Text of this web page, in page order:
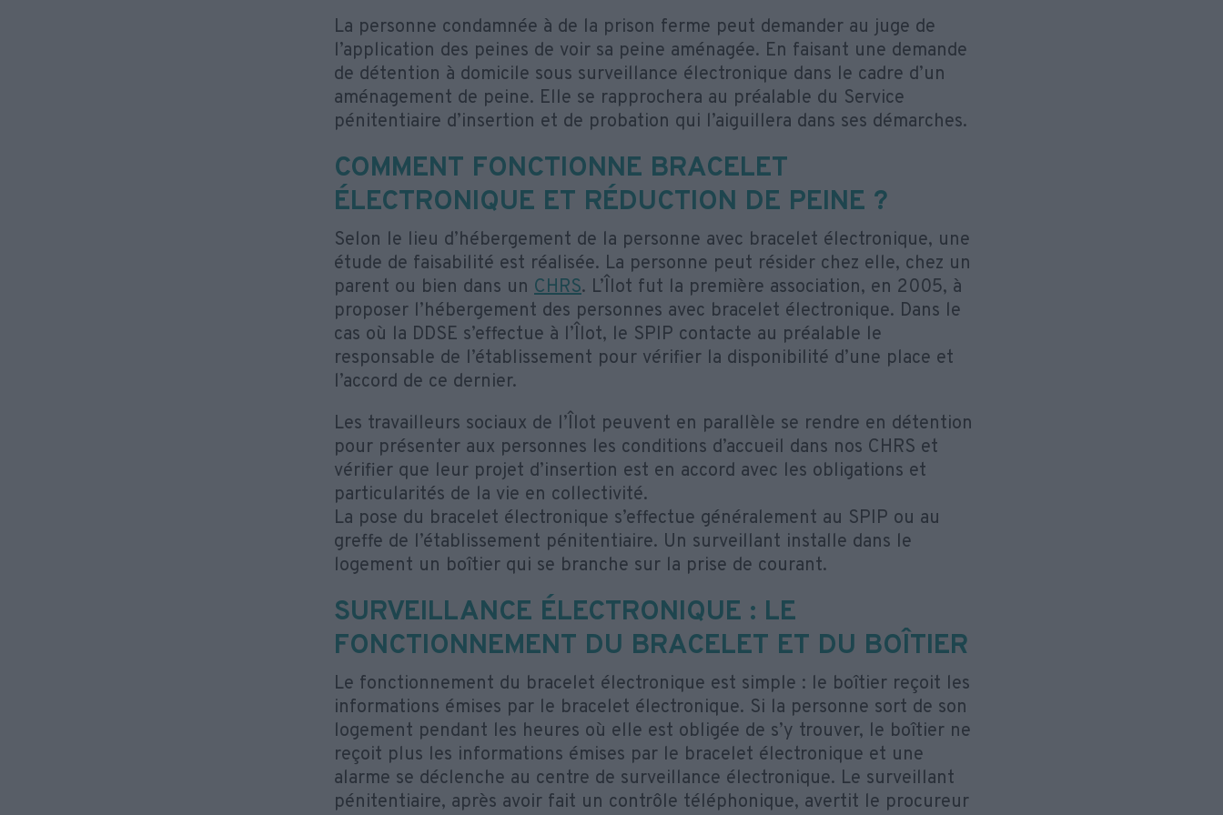
La personne condamnée à de la prison ferme peut demander au juge de
l’application des peines de voir sa peine aménagée. En faisant une demande
de détention à domicile sous surveillance électronique dans le cadre d’un
aménagement de peine. Elle se rapprochera au préalable du Service
pénitentiaire d’insertion et de probation qui l’aiguillera dans ses démarches.
COMMENT FONCTIONNE BRACELET
ÉLECTRONIQUE ET RÉDUCTION DE PEINE ?
Selon le lieu d’hébergement de la personne avec bracelet électronique, une
étude de faisabilité est réalisée. La personne peut résider chez elle, chez un
parent ou bien dans un CHRS. L’Îlot fut la première association, en 2005, à
proposer l’hébergement des personnes avec bracelet électronique. Dans le
cas où la DDSE s’effectue à l’Îlot, le SPIP contacte au préalable le
responsable de l’établissement pour vérifier la disponibilité d’une place et
l’accord de ce dernier.
Les travailleurs sociaux de l’Îlot peuvent en parallèle se rendre en détention
pour présenter aux personnes les conditions d’accueil dans nos CHRS et
vérifier que leur projet d’insertion est en accord avec les obligations et
particularités de la vie en collectivité.
La pose du bracelet électronique s’effectue généralement au SPIP ou au
greffe de l’établissement pénitentiaire. Un surveillant installe dans le
logement un boîtier qui se branche sur la prise de courant.
SURVEILLANCE ÉLECTRONIQUE : LE
FONCTIONNEMENT DU BRACELET ET DU BOÎTIER
Le fonctionnement du bracelet électronique est simple : le boîtier reçoit les
informations émises par le bracelet électronique. Si la personne sort de son
logement pendant les heures où elle est obligée de s’y trouver, le boîtier ne
reçoit plus les informations émises par le bracelet électronique et une
alarme se déclenche au centre de surveillance électronique. Le surveillant
pénitentiaire, après avoir fait un contrôle téléphonique, avertit le procureur